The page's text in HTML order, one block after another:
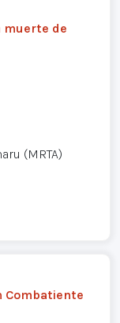
muerte de
(MRTA)
Combatiente